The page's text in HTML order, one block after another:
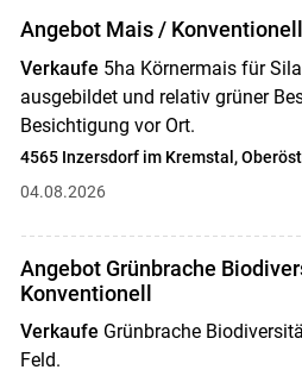
Angebot Mais / Konventionell
Verkaufe 5ha Körnermais für
ausgebildet und relativ grüner
Besichtigung vor Ort.
4565 Inzersdorf im Kremstal,
04.08.2026
Angebot Grünbrache
Konventionell
Verkaufe Grünbrache
Feld.